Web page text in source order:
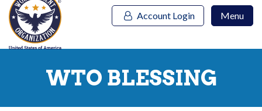
Account Login Menu
WTO BLESSING